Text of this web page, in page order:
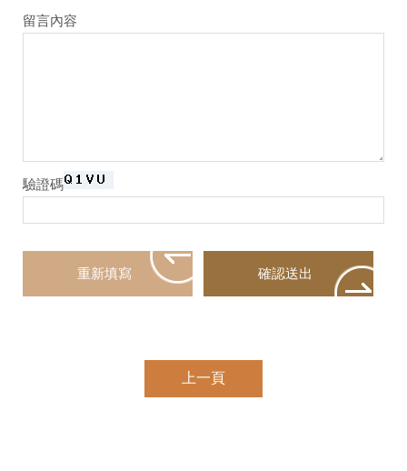
留言內容
驗證碼
上一頁